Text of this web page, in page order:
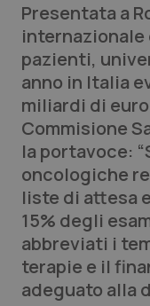
Edizioni
QS Pro
Professionisti
Abruzzo
Basilicata
Calabria
Campania
QS Pro Gold
Artrite &
Asma & BPCO
Car-T
QS Club
Presentata a
pazienti,
anno in Italia
miliardi di
Commisione
la portavoce:
oncologiche
liste di attesa
15% degli
abbreviati i
terapie e il
adeguato alla